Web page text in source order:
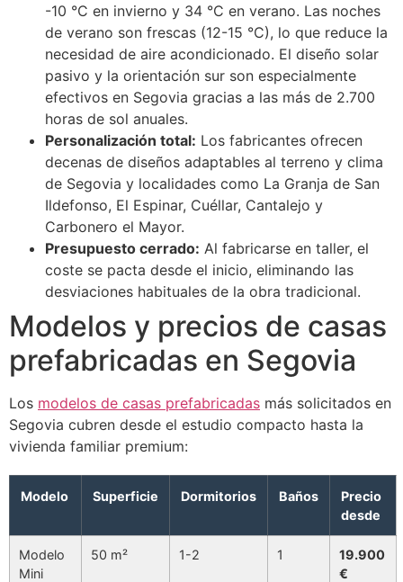
-10 °C en invierno y 34 °C en verano. Las noches
de verano son frescas (12-15 °C), lo que reduce la
necesidad de aire acondicionado. El diseño solar
pasivo y la orientación sur son especialmente
efectivos en Segovia gracias a las más de 2.700
horas de sol anuales.
Personalización total: Los fabricantes ofrecen
decenas de diseños adaptables al terreno y clima
de Segovia y localidades como La Granja de San
Ildefonso, El Espinar, Cuéllar, Cantalejo y
Carbonero el Mayor.
Presupuesto cerrado: Al fabricarse en taller, el
coste se pacta desde el inicio, eliminando las
desviaciones habituales de la obra tradicional.
Modelos y precios de casas
prefabricadas en Segovia
Los modelos de casas prefabricadas más solicitados en
Segovia cubren desde el estudio compacto hasta la
vivienda familiar premium:
Modelo Superficie Dormitorios Baños
Precio
desde
Modelo
Mini
50 m² 1-2 1
19.900
€